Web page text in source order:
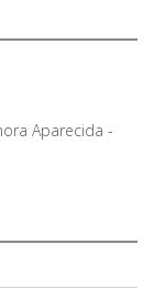
Aparecida -